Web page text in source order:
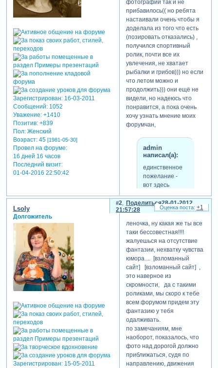
Зарегистрирован: 16-03-2011
Сообщений:1052
Уважение: +1410
Позитив: +839
Пол:Женский
Возраст:45 [1981-05-30]
Провел на форуме:
16 дней 16 часов
Последний визит:
01-04-2016 22:50:42
фотографий так и не
прибавилось(( но ребята
настаивали очень чтобы я
доделала из того что есть
(позировать отказались) ,
получился спортивный
ролик, почти все их
увлечения, не хватает
рыбалки и грибов))) но если
что летом можно и
продолжить))) они ещё не
видели, но надеюсь что
понравится, а пока очень
хочу узнать мнение моих
форумчан,
admin
написал(а):
единственное
пожелание -
вот здесь
на увеличение,
а на
этот момент исправила
на ютубе музыку
блокируют((( загрузила на
майл, но качество ужасное,
(на компе отличное), не
смотрите на весь экран:
ещё хуже(((((
http://video.mail.ru/mail/
теги: видеоклип
Поделиться
2
28-01-2012
21:57:28
Lsoly
Долгожитель
Зарегистрирован: 15-05-2011
леночка, ну какая же ты все
таки бессовестная!!!!
жалуешься на отсутствие
фантазии, нехватку чувства
юмора.... [взломанный
сайт] [взломанный сайт] ,
это наверное из
скромности, да с такими
роликами, мы скоро к тебе
всем форумом придем эту
фантазию у тебя
одалживать.
по замечаниям, мне
наоборот, показалось, что
фото над дорогой должно
приближаться, судя по
направлению, движения
+1